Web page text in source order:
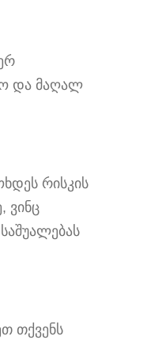
და მაღალ
რისკის
ვინც
თქვენს